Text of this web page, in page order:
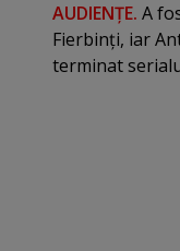
AUDIENŢE. A
Fierbinţi, iar
terminat